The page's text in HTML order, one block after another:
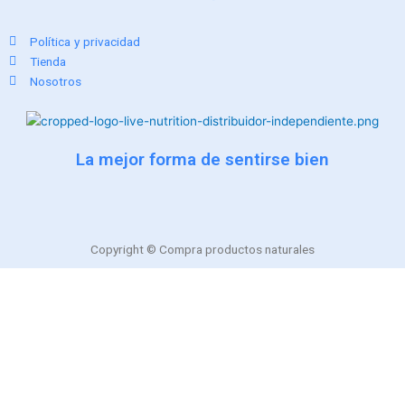
Política y privacidad
Tienda
Nosotros
La mejor forma de sentirse bien
Copyright © Compra productos naturales